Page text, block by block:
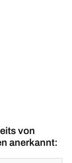
von
anerkannt: